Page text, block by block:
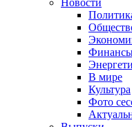
Новости
В мире
Культура
Фото